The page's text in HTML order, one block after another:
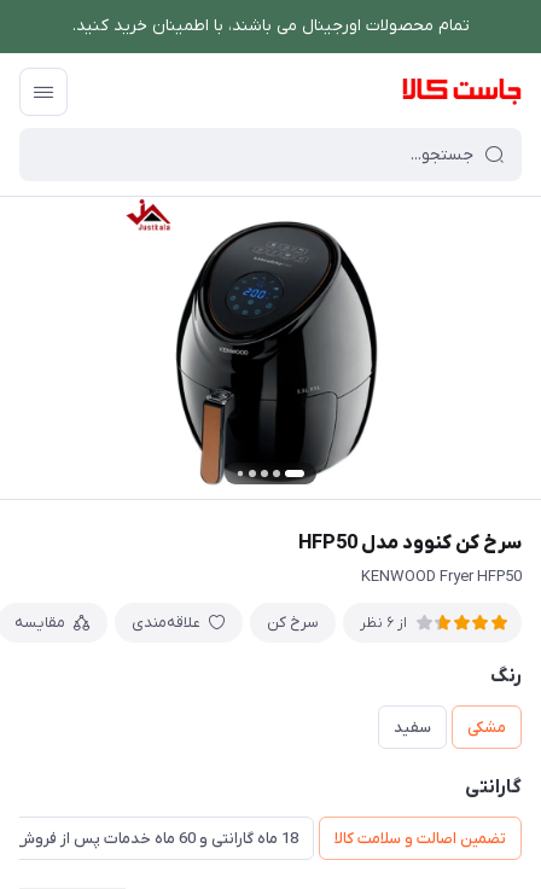
تمام محصولات اورجینال می باشند، با اطمینان خرید کنید.
فروشگاه اینترنتی جاست کالا
سرخ کن کنوود مدل HFP50
KENWOOD Fryer HFP50
از 6 نظر سرخ کن علاقه‌مندی مقایسه
رنگ
مشکی سفید
گارانتی
تضمین اصالت و سلامت کالا 18 ماه گارانتی و 60 ماه خدمات پس از فروش و ضمانت تعویض